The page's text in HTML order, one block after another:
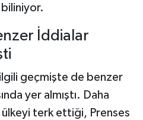
İddialar
geçmişte de benzer
yer almıştı. Daha
ülkeyi terk ettiği, Prenses